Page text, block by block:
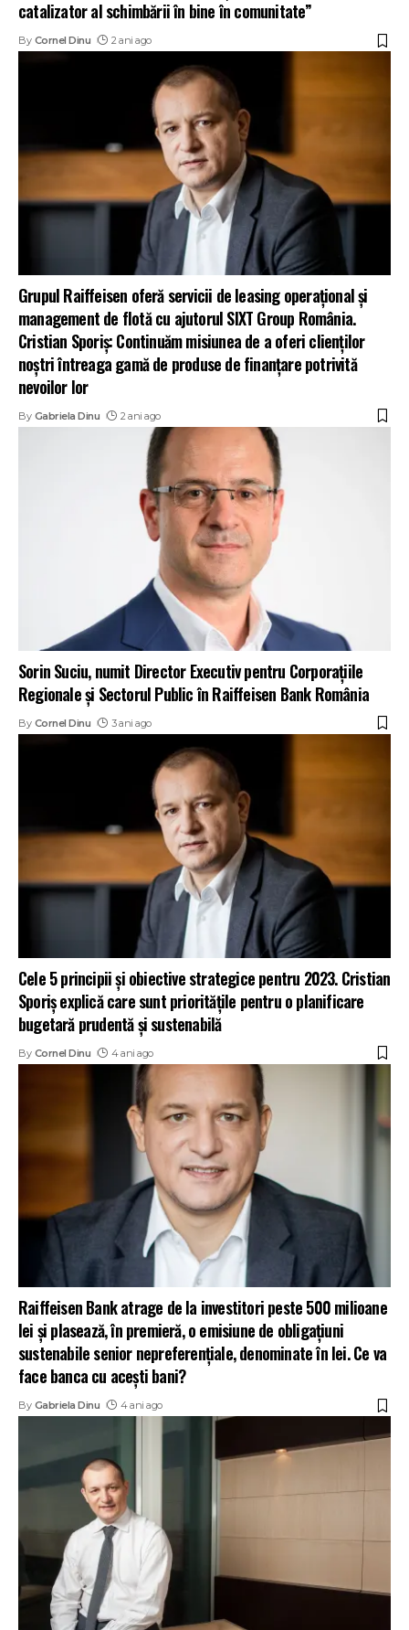
catalizator al schimbării în bine în comunitate”
By Cornel Dinu 2 ani ago
Grupul Raiffeisen oferă servicii de leasing operațional și
management de flotă cu ajutorul SIXT Group România.
Cristian Sporiș: Continuăm misiunea de a oferi clienților
noștri întreaga gamă de produse de finanțare potrivită
nevoilor lor
By Gabriela Dinu 2 ani ago
Sorin Suciu, numit Director Executiv pentru Corporațiile
Regionale și Sectorul Public în Raiffeisen Bank România
By Cornel Dinu 3 ani ago
Cele 5 principii și obiective strategice pentru 2023. Cristian
Sporiș explică care sunt prioritățile pentru o planificare
bugetară prudentă și sustenabilă
By Cornel Dinu 4 ani ago
Raiffeisen Bank atrage de la investitori peste 500 milioane
lei și plasează, în premieră, o emisiune de obligațiuni
sustenabile senior nepreferențiale, denominate în lei. Ce va
face banca cu acești bani?
By Gabriela Dinu 4 ani ago